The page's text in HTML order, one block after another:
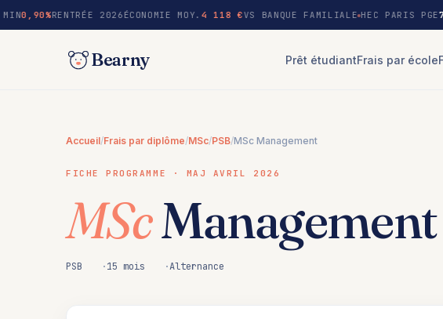
contenu
0,90%RENTRÉE 2026ÉCONOMIE MOY. 4 118 €VS BANQUE FAMILIALE HEC PARIS PGE
Bearny Prêt étudiantFrais par école
Accueil/Frais par diplôme/MSc/PSB/MSc Management
FICHE PROGRAMME · MAJ AVRIL 2026
MScManagement
PSB 15 mois Alternance